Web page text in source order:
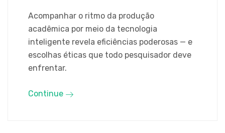
Acompanhar o ritmo da produção
acadêmica por meio da tecnologia
inteligente revela eficiências poderosas — e
escolhas éticas que todo pesquisador deve
enfrentar.
Continue